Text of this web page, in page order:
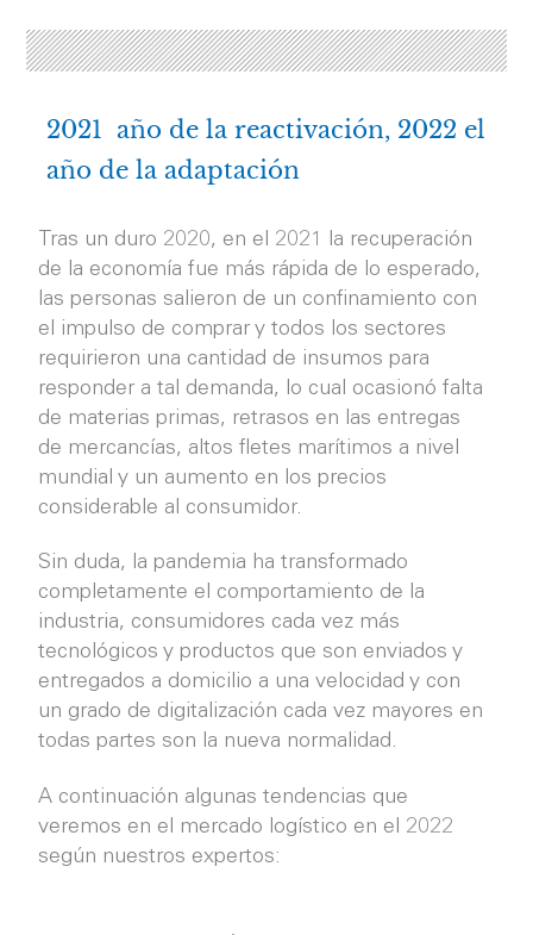
2021 año de la reactivación, 2022 el
año de la adaptación
Tras un duro 2020, en el 2021 la recuperación
de la economía fue más rápida de lo esperado,
las personas salieron de un confinamiento con
el impulso de comprar y todos los sectores
requirieron una cantidad de insumos para
responder a tal demanda, lo cual ocasionó falta
de materias primas, retrasos en las entregas
de mercancías, altos fletes marítimos a nivel
mundial y un aumento en los precios
considerable al consumidor.
Sin duda, la pandemia ha transformado
completamente el comportamiento de la
industria, consumidores cada vez más
tecnológicos y productos que son enviados y
entregados a domicilio a una velocidad y con
un grado de digitalización cada vez mayores en
todas partes son la nueva normalidad.
A continuación algunas tendencias que
veremos en el mercado logístico en el 2022
según nuestros expertos: